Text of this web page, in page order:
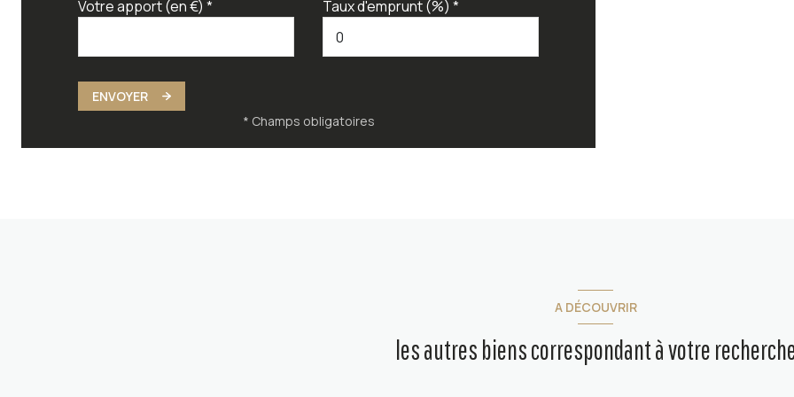
Votre apport (en €) * Taux d'emprunt (%) *
ENVOYER
* Champs obligatoires
A DÉCOUVRIR
les autres biens correspondant à votre